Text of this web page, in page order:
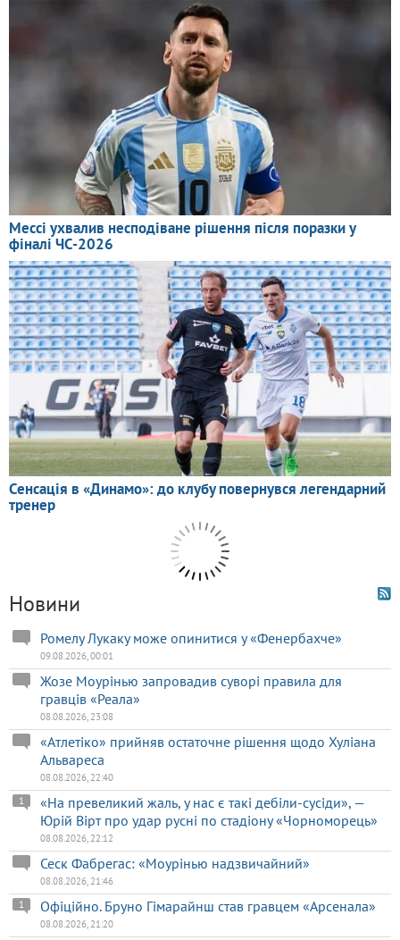
Новини
Ромелу Лукаку може опинитися у «Фенербахче»
09.08.2026, 00:01
Жозе Моурінью запровадив суворі правила для
гравців «Реала»
08.08.2026, 23:08
«Атлетіко» прийняв остаточне рішення щодо Хуліана
Альвареса
08.08.2026, 22:40
«На превеликий жаль, у нас є такі дебіли-сусіди», —
Юрій Вірт про удар русні по стадіону «Чорноморець»
1
08.08.2026, 22:12
Сеск Фабрегас: «Моурінью надзвичайний»
08.08.2026, 21:46
Офіційно. Бруно Гімарайнш став гравцем «Арсенала»
1
08.08.2026, 21:20